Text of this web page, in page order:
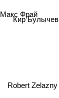
Макс Фрай
Кир Булычев
Robert Zelazny